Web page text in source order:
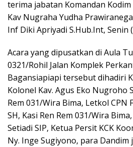
terima jabatan Komandan
Kav Nugraha Yudha
Inf Diki Apriyadi S.Hub.Int, Senin
Acara yang dipusatkan di Aula
0321/Rohil Jalan Komplek
Bagansiapiapi tersebut dihadiri
Kolonel Kav. Agus Eko Nugroho
Rem 031/Wira Bima, Letkol CPN
SH, Kasi Ren Rem 031/Wira
Setiadi SIP, Ketua Persit KCK
Ny. Inge Sugiyono, para Dandim